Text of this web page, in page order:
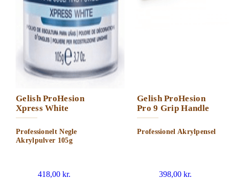
Gelish ProHesion
Xpress White
Professionelt Negle
Akrylpulver 105g
418,00 kr.
Gelish ProHesion
Pro 9 Grip Handle
Professionel Akrylpensel
398,00 kr.